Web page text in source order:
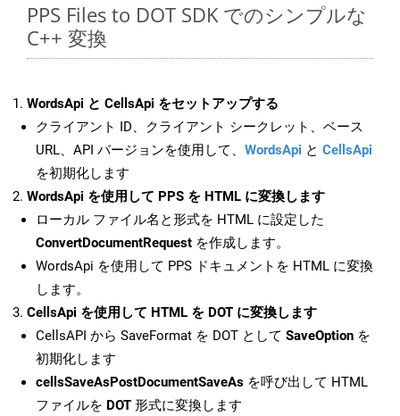
PPS Files to DOT SDK でのシンプルな
C++ 変換
WordsApi と CellsApi をセットアップする
クライアント ID、クライアント シークレット、ベース
URL、API バージョンを使用して、 WordsApi と CellsApi
を初期化します
WordsApi を使用して PPS を HTML に変換します
ローカル ファイル名と形式を HTML に設定した
ConvertDocumentRequest を作成します。
WordsApi を使用して PPS ドキュメントを HTML に変換
します。
CellsApi を使用して HTML を DOT に変換します
CellsAPI から SaveFormat を DOT として SaveOption を
初期化します
cellsSaveAsPostDocumentSaveAs を呼び出して HTML
ファイルを DOT 形式に変換します